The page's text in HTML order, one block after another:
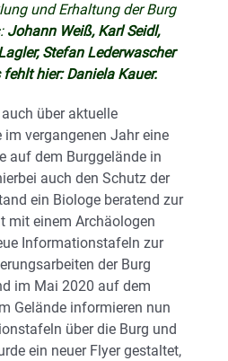
und Erhaltung der Burg
Johann Weiß, Karl Seidl,
Stefan Lederwascher
hier: Daniela Kauer.
über aktuelle
vergangenen Jahr eine
auf dem Burggelände in
auch den Schutz der
ein Biologe beratend zur
mit einem Archäologen
Informationstafeln zur
der Burg
im Mai 2020 auf dem
Gelände informieren nun
über die Burg und
ein neuer Flyer gestaltet,